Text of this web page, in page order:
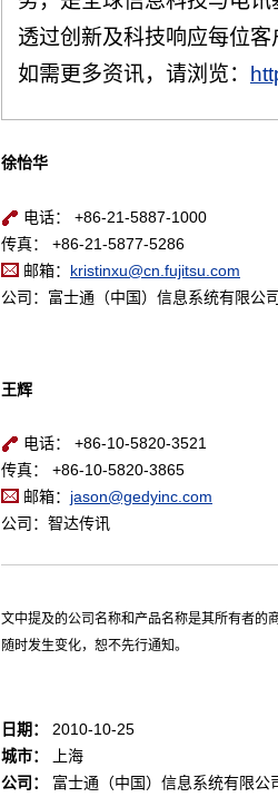
透过创新及科技响应每位
如需更多资讯，请浏览：
徐怡华
电话： +86-21-5887-1000
传真： +86-21-5877-5286
邮箱： kristinxu@cn.fujitsu.com
公司：富士通（中国）信息系统有限公
王辉
电话： +86-10-5820-3521
传真： +86-10-5820-3865
邮箱： jason@gedyinc.com
公司：智达传讯
文中提及的公司名称和产品名称是其所有者的
随时发生变化，恕不先行通知。
日期：
2010-10-25
城市：
上海
公司：
富士通（中国）信息系统有限